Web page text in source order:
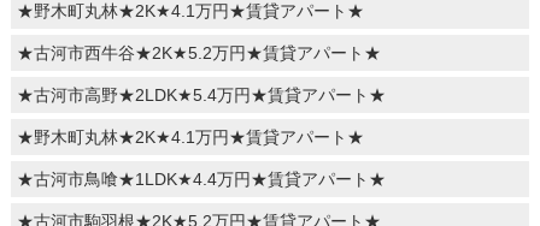
★野木町丸林★2K★4.1万円★賃貸アパート★
★古河市西牛谷★2K★5.2万円★賃貸アパート★
★古河市高野★2LDK★5.4万円★賃貸アパート★
★野木町丸林★2K★4.1万円★賃貸アパート★
★古河市鳥喰★1LDK★4.4万円★賃貸アパート★
★古河市駒羽根★2K★5.2万円★賃貸アパート★